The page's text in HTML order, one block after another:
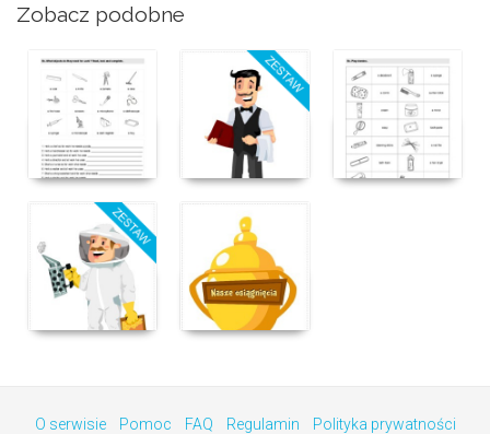
Zobacz podobne
O serwisie Pomoc FAQ Regulamin Polityka prywatności